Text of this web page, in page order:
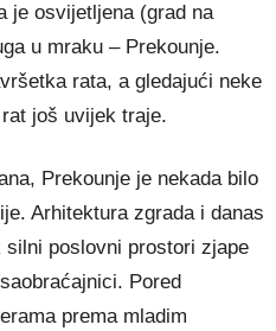
je osvijetljena (grad na
u mraku – Prekounje.
rata, a gledajući neke
još uvijek traje.
Prekounje je nekada bilo
Arhitektura zgrada i danas
poslovni prostori zjape
Pored
prema mladim